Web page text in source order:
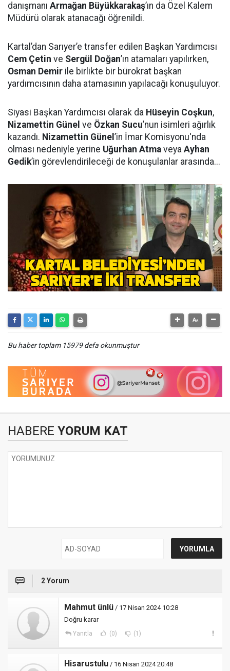
danışmanı Armağan Büyükkarakaş’ın da Özel Kalem
Müdürü olarak atanacağı öğrenildi.
Kartal’dan Sarıyer’e transfer edilen Başkan Yardımcısı
Cem Çetin ve Sergül Doğan’ın atamaları yapılırken,
Osman Demir ile birlikte bir bürokrat başkan
yardımcısının daha atamasının yapılacağı konuşuluyor.
Siyasi Başkan Yardımcısı olarak da Hüseyin Coşkun,
Nizamettin Günel ve Özkan Sucu’nun isimleri ağırlık
kazandı. Nizamettin Günel ’in İmar Komisyonu'nda
olması nedeniyle yerine Uğurhan Atma veya Ayhan
Gedik’in görevlendirileceği de konuşulanlar arasında...
Bu haber toplam 15979 defa okunmuştur
HABERE YORUM KAT
2 Yorum
Mahmut ünlü / 17 Nisan 2024 10:28
Doğru karar
Yanıtla (0) (1)
Hisarustulu / 16 Nisan 2024 20:48